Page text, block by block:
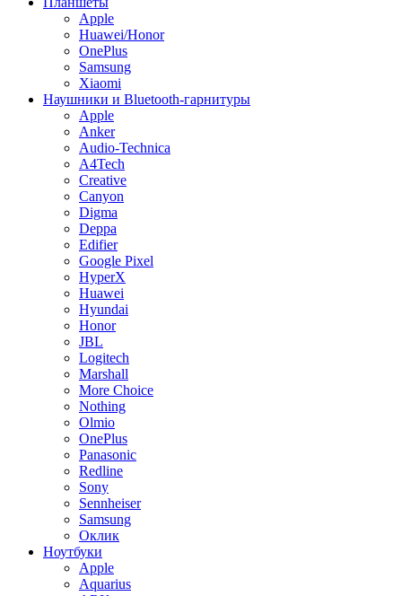
Apple
Huawei/Honor
OnePlus
Samsung
Xiaomi
Наушники и Bluetooth-гарнитуры
Apple
Anker
Audio-Technica
A4Tech
Creative
Canyon
Digma
Deppa
Edifier
Google Pixel
HyperX
Huawei
Hyundai
Honor
JBL
Logitech
Marshall
More Choice
Nothing
Olmio
OnePlus
Panasonic
Redline
Sony
Sennheiser
Samsung
Оклик
Ноутбуки
Apple
Aquarius